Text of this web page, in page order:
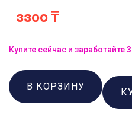
3300₸
Купите сейчас и заработайте
В КОРЗИНУ